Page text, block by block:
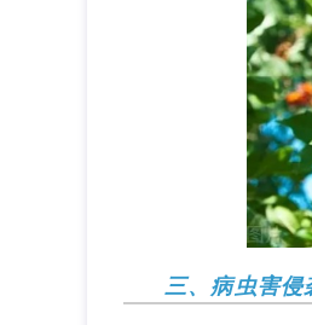
三、病虫害侵